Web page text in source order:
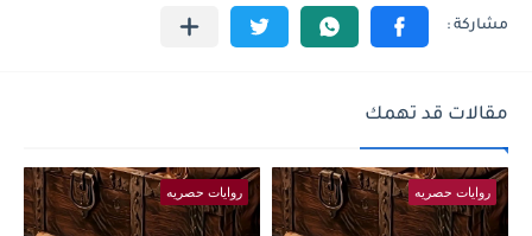
مقالات قد تهمك
روايات حصريه روايات حصريه